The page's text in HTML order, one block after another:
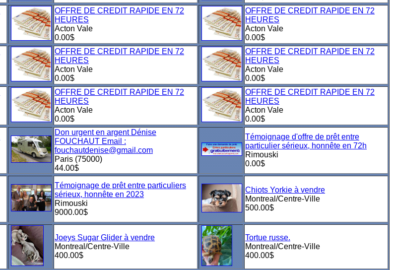
OFFRE DE CREDIT RAPIDE EN 72
HEURES
Acton Vale
0.00$
OFFRE DE CREDIT RAPIDE EN 72
HEURES
Acton Vale
0.00$
OFFRE DE CREDIT RAPIDE EN 72
HEURES
Acton Vale
0.00$
OFFRE DE CREDIT RAPIDE EN 72
HEURES
Acton Vale
0.00$
OFFRE DE CREDIT RAPIDE EN 72
HEURES
Acton Vale
0.00$
OFFRE DE CREDIT RAPIDE EN 72
HEURES
Acton Vale
0.00$
Don urgent en argent Dénise
FOUCHAUT Email :
fouchautdenise@gmail.com
Paris (75000)
44.00$
Témoignage d'offre de prêt entre
particulier sérieux, honnête en 72h
Rimouski
0.00$
Témoignage de prêt entre particuliers
sérieux, honnête en 2023
Rimouski
9000.00$
Chiots Yorkie à vendre
Montreal/Centre-Ville
500.00$
Joeys Sugar Glider à vendre
Montreal/Centre-Ville
400.00$
Tortue russe.
Montreal/Centre-Ville
400.00$